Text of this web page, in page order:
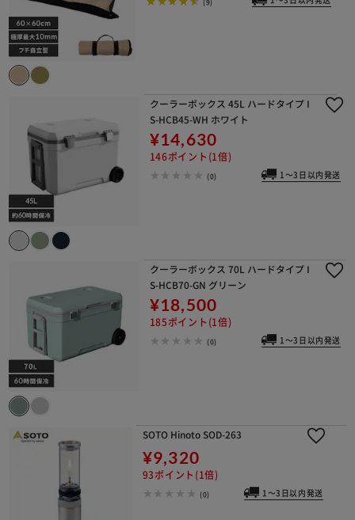
クーラーボックス 45L ハードタイプ I
S-HCB45-WH ホワイト
¥14,630
146ポイント(1倍)
(0) 1～3日以内発送
クーラーボックス 70L ハードタイプ I
S-HCB70-GN グリーン
¥18,500
185ポイント(1倍)
(0) 1～3日以内発送
SOTO Hinoto SOD-263
¥9,320
93ポイント(1倍)
(0) 1～3日以内発送